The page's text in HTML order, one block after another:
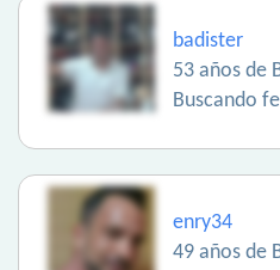
badister
53 años de
Buscando
enry34
49 años de